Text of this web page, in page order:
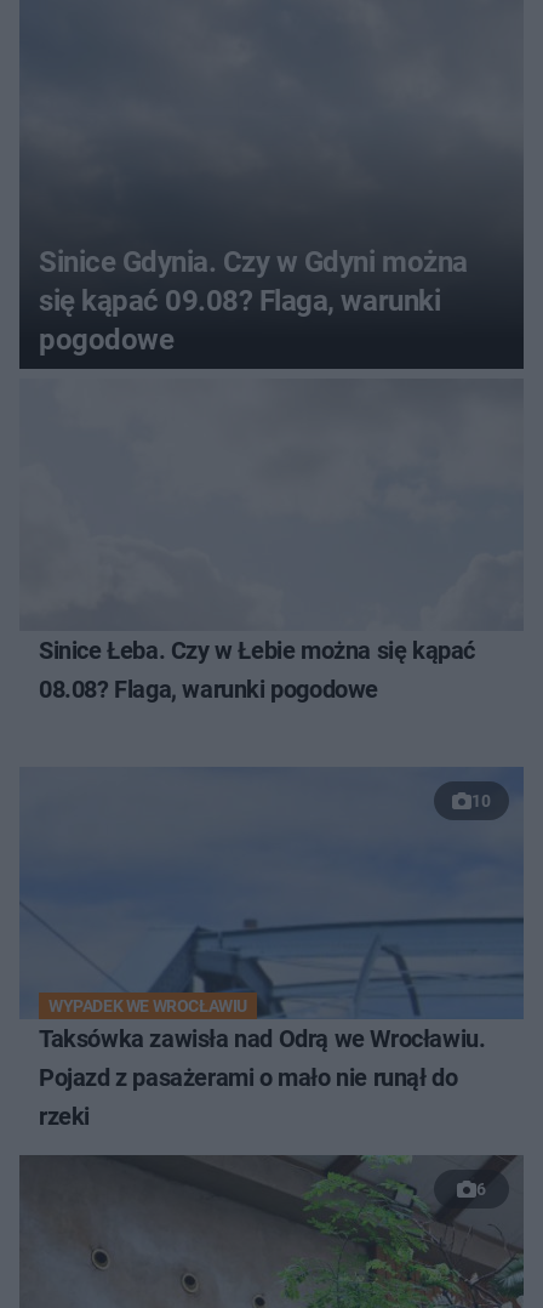
Sinice Gdynia. Czy w Gdyni można
się kąpać 09.08? Flaga, warunki
pogodowe
Sinice Łeba. Czy w Łebie można się kąpać
08.08? Flaga, warunki pogodowe
10
WYPADEK WE WROCŁAWIU
Taksówka zawisła nad Odrą we Wrocławiu.
Pojazd z pasażerami o mało nie runął do
rzeki
6